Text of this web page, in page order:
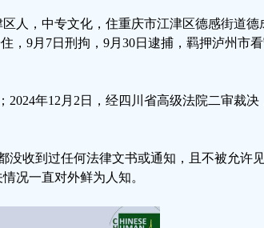
人，中专文化，住重庆市江津区德感街道德
，9月7日刑拘，9月30日逮捕，羁押泸州市看
年12月2日，经四川省高级法院二审裁决
没收到过任何法律文书或通知，且不被允许
况一直对外鲜为人知。